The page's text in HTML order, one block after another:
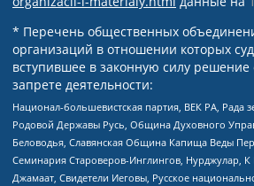
* Перечень общественных
организаций в отношении которых
вступившее в законную силу
запрете деятельности:
Национал-большевистская партия, ВЕК РА, Рада
Родовой Державы Русь, Община Духовного
Беловодья, Славянская Община Капища Веды
Семинария Староверов-Инглингов, Нурджулар,
Джамаат, Свидетели Иеговы, Русское